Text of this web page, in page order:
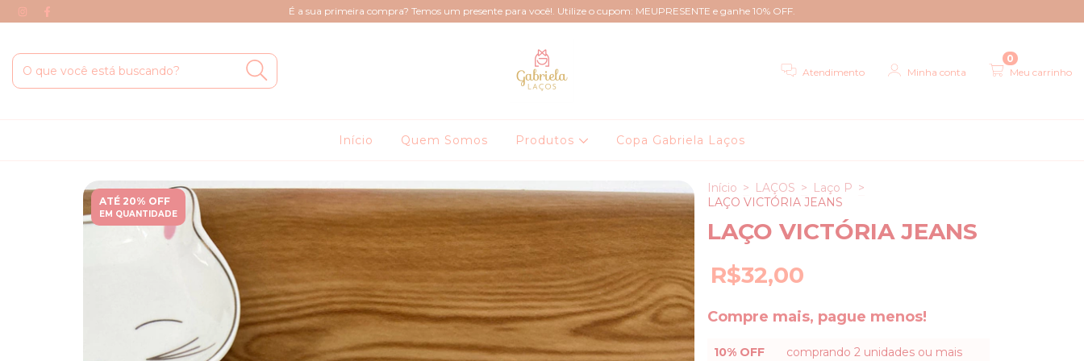
É a sua primeira compra? Temos um presente para você!. Utilize o cupom: MEUPRESENTE e ganhe 10% OFF.
Atendimento Minha conta Meu carrinho
0
Início Quem Somos Produtos Copa Gabriela Laços
ATÉ 20% OFF
EM QUANTIDADE
Início > LAÇOS > Laço P >
LAÇO VICTÓRIA JEANS
LAÇO VICTÓRIA JEANS
R$32,00
Compre mais, pague menos!
10% OFF
comprando 2 unidades ou mais